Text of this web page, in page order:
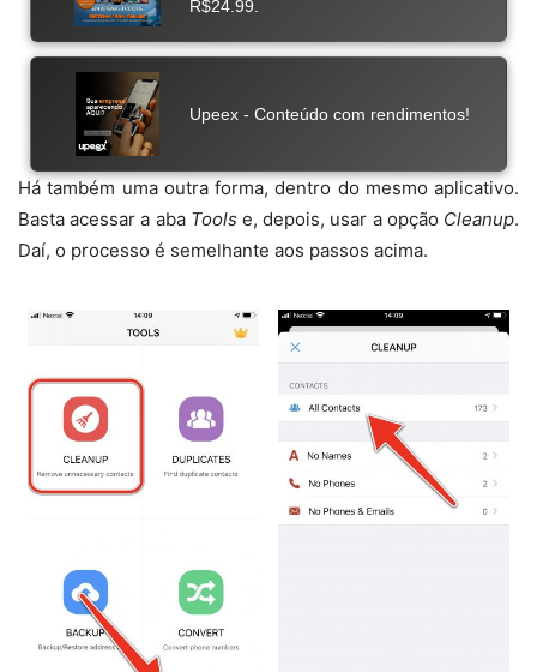
Há também uma outra forma, dentro do mesmo aplicativo.
Basta acessar a aba Tools e, depois, usar a opção Cleanup.
Daí, o processo é semelhante aos passos acima.